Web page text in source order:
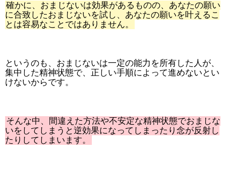
確かに、おまじないは効果があるものの、あなたの願い
に合致したおまじないを試し、あなたの願いを叶えるこ
とは容易なことではありません。
というのも、おまじないは一定の能力を所有した人が、
集中した精神状態で、正しい手順によって進めないとい
けないからです。
そんな中、間違えた方法や不安定な精神状態でおまじな
いをしてしまうと逆効果になってしまったり念が反射し
たりしてしまいます。